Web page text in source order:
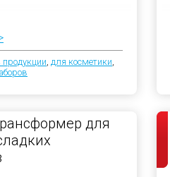
для косметики
для